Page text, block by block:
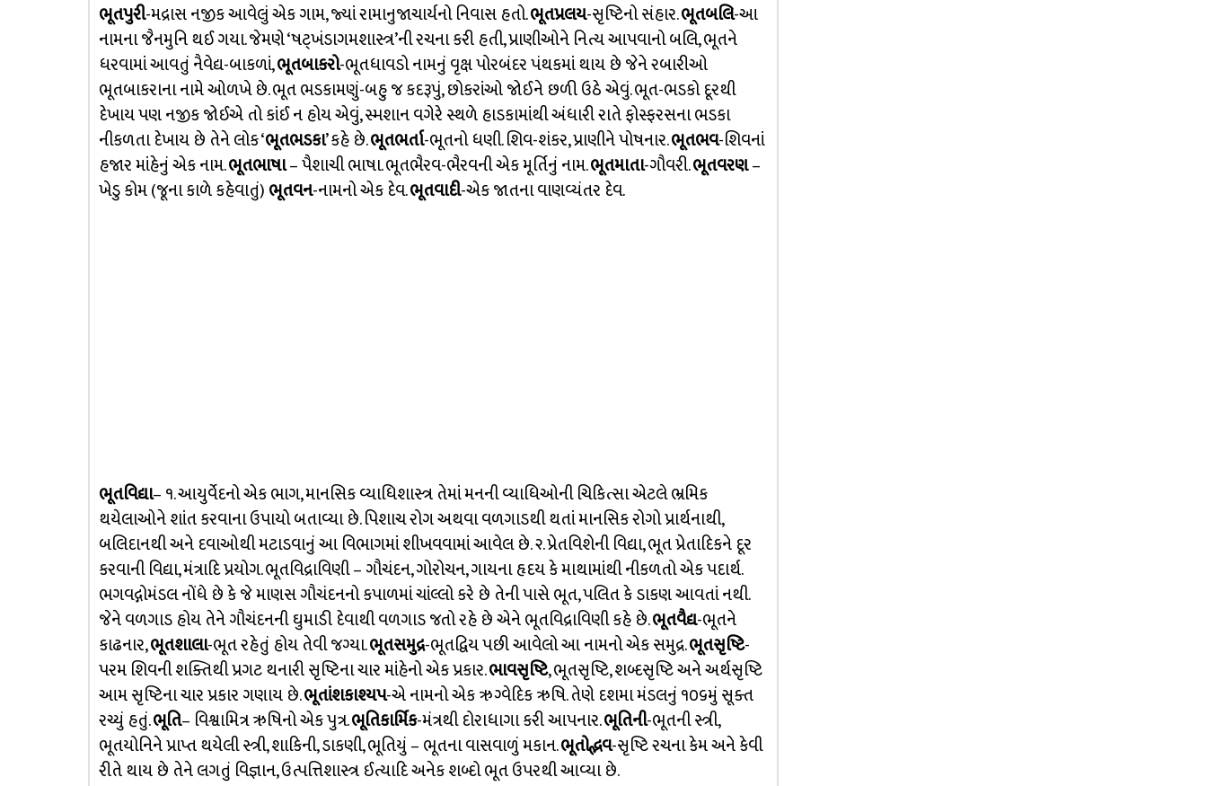
ભૂતપુરી-મદ્રાસ નજીક આવેલું એક ગામ, જ્યાં રામાનુજાચાર્યનો નિવાસ હતો.ભૂતપ્રલય-સૃષ્ટિનો સંહાર.ભૂતબલિ-આ
નામના જૈનમુનિ થઈ ગયા. જેમણે ‘ષટ્ખંડાગમશાસ્ત્ર’ની રચના કરી હતી, પ્રાણીઓને નિત્ય આપવાનો બલિ, ભૂતને
ધરવામાં આવતું નૈવેદ્ય-બાકળાં,ભૂતબાકરો-ભૂતધાવડો નામનું વૃક્ષ પોરબંદર પંથકમાં થાય છે જેને રબારીઓ
ભૂતબાકરાના નામે ઓળખે છે. ભૂત ભડકામણું-બહુ જ કદરૂપું, છોકરાંઓ જોઈને છળી ઉઠે એવું. ભૂત-ભડકો દૂરથી
દેખાય પણ નજીક જોઈએ તો કાંઈ ન હોય એવું, સ્મશાન વગેરે સ્થળે હાડકામાંથી અંધારી રાતે ફોસ્ફરસના ભડકા
નીકળતા દેખાય છે તેને લોક ‘ભૂતભડકા’ કહે છે.ભૂતભર્તા-ભૂતનો ધણી. શિવ-શંકર, પ્રાણીને પોષનાર.ભૂતભવ-શિવનાં
હજાર માંહેનું એક નામ.ભૂતભાષા– પૈશાચી ભાષા. ભૂતભૈરવ-ભૈરવની એક મૂર્તિનું નામ.ભૂતમાતા-ગૌવરી.ભૂતવરણ–
ખેડુ કોમ (જૂના કાળે કહેવાતું)ભૂતવન-નામનો એક દેવ.ભૂતવાદી-એક જાતના વાણવ્યંતર દેવ.
ભૂતવિદ્યા– ૧. આયુર્વેદનો એક ભાગ, માનસિક વ્યાધિશાસ્ત્ર તેમાં મનની વ્યાધિઓની ચિકિત્સા એટલે ભ્રમિક
થયેલાઓને શાંત કરવાના ઉપાયો બતાવ્યા છે. પિશાચ રોગ અથવા વળગાડથી થતાં માનસિક રોગો પ્રાર્થનાથી,
બલિદાનથી અને દવાઓથી મટાડવાનું આ વિભાગમાં શીખવવામાં આવેલ છે. ૨. પ્રેતવિશેની વિદ્યા, ભૂત પ્રેતાદિકને દૂર
કરવાની વિદ્યા, મંત્રાદિ પ્રયોગ. ભૂતવિદ્રાવિણી – ગૌચંદન, ગોરોચન, ગાયના હૃદય કે માથામાંથી નીકળતો એક પદાર્થ.
ભગવદ્ગોમંડલ નોંધે છે કે જે માણસ ગૌચંદનનો કપાળમાં ચાંલ્લો કરે છે તેની પાસે ભૂત, પલિત કે ડાકણ આવતાં નથી.
જેને વળગાડ હોય તેને ગૌચંદનની ઘુમાડી દેવાથી વળગાડ જતો રહે છે એને ભૂતવિદ્રાવિણી કહે છે.ભૂતવૈદ્ય-ભૂતને
કાઢનાર,ભૂતશાલા-ભૂત રહેતું હોય તેવી જગ્યા.ભૂતસમુદ્ર-ભૂતદ્વિય પછી આવેલો આ નામનો એક સમુદ્ર.ભૂતસૃષ્ટિ-
પરમ શિવની શક્તિથી પ્રગટ થનારી સૃષ્ટિના ચાર માંહેનો એક પ્રકાર.ભાવસૃષ્ટિ, ભૂતસૃષ્ટિ, શબ્દસૃષ્ટિ અને અર્થસૃષ્ટિ
આમ સૃષ્ટિના ચાર પ્રકાર ગણાય છે.ભૂતાંશકાશ્યપ-એ નામનો એક ઋગ્વેદિક ઋષિ. તેણે દશમા મંડલનું ૧૦૬મું સૂક્ત
રચ્યું હતું.ભૂતિ– વિશ્વામિત્ર ઋષિનો એક પુત્ર.ભૂતિકાર્મિક-મંત્રથી દોરાધાગા કરી આપનાર.ભૂતિની-ભૂતની સ્ત્રી,
ભૂતયોનિને પ્રાપ્ત થયેલી સ્ત્રી, શાકિની, ડાકણી, ભૂતિયું – ભૂતના વાસવાળું મકાન.ભૂતોદ્ભવ-સૃષ્ટિ રચના કેમ અને કેવી
રીતે થાય છે તેને લગતું વિજ્ઞાન, ઉત્પત્તિશાસ્ત્ર ઈત્યાદિ અનેક શબ્દો ભૂત ઉપરથી આવ્યા છે.